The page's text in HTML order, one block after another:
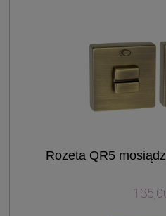
Rozeta QR5